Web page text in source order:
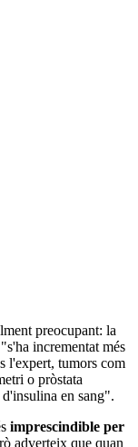
preocupant: la
"s'ha incrementat més
l'expert, tumors com
o pròstata
en sang".
imprescindible per
adverteix que quan